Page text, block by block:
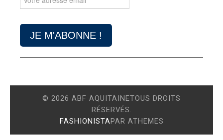
© 2026 ABF AQUITAINETOUS DROITS
RÉSERVÉS.
FASHIONISTAPAR ATHEMES